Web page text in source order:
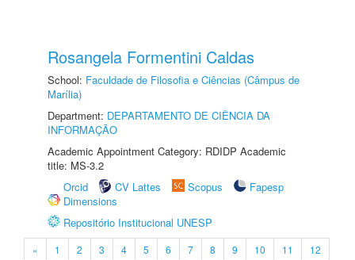
Rosangela Formentini Caldas
School: Faculdade de Filosofia e Ciências (Câmpus de
Marília)
Department: DEPARTAMENTO DE CIÊNCIA DA
INFORMAÇÃO
Academic Appointment Category: RDIDP Academic
title: MS-3.2
Orcid
CV Lattes Scopus
Fapesp
Dimensions
Repositório Institucional UNESP
« 1 2 3 4 5 6 7 8 9 10 11
12